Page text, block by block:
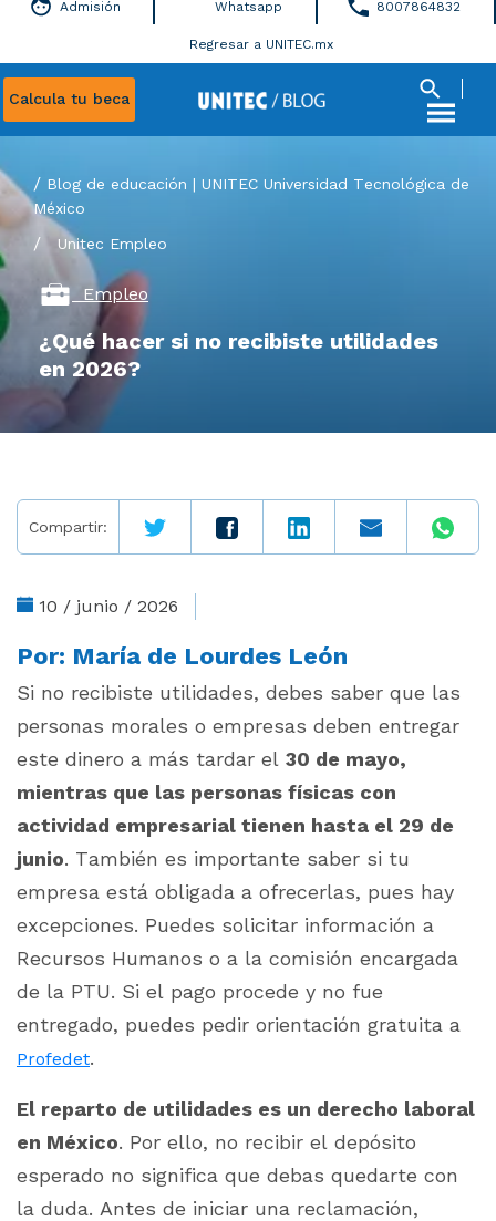
Calcula tu beca
Admisión Whatsapp 8007864832
Regresar a UNITEC.mx
Blog de educación | UNITEC Universidad Tecnológica de
México
/ Unitec Empleo
Empleo
¿Qué hacer si no recibiste utilidades
en 2026?
Compartir:
10 / junio / 2026
Por: María de Lourdes León
Si no recibiste utilidades, debes saber que las
personas morales o empresas deben entregar
este dinero a más tardar el 30 de mayo,
mientras que las personas físicas con
actividad empresarial tienen hasta el 29 de
junio. También es importante saber si tu
empresa está obligada a ofrecerlas, pues hay
excepciones. Puedes solicitar información a
Recursos Humanos o a la comisión encargada
de la PTU. Si el pago procede y no fue
entregado, puedes pedir orientación gratuita a
Profedet.
El reparto de utilidades es un derecho laboral
en México. Por ello, no recibir el depósito
esperado no significa que debas quedarte con
la duda. Antes de iniciar una reclamación,